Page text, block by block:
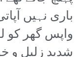
باری نہیں
واپس گھر کو